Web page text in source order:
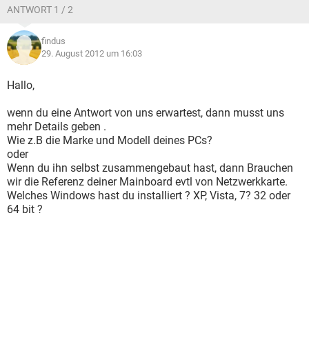
ANTWORT 1 / 2
findus
29. August 2012 um 16:03
Hallo,
wenn du eine Antwort von uns erwartest, dann musst uns
mehr Details geben .
Wie z.B die Marke und Modell deines PCs?
oder
Wenn du ihn selbst zusammengebaut hast, dann Brauchen
wir die Referenz deiner Mainboard evtl von Netzwerkkarte.
Welches Windows hast du installiert ? XP, Vista, 7? 32 oder
64 bit ?